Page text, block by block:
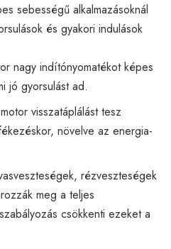
sebességű alkalmazásoknál
és gyakori indulások
nagy indítónyomatékot képes
jó gyorsulást ad.
visszatáplálást tesz
növelve az energia-
rézveszteségek
meg a teljes
csökkenti ezeket a